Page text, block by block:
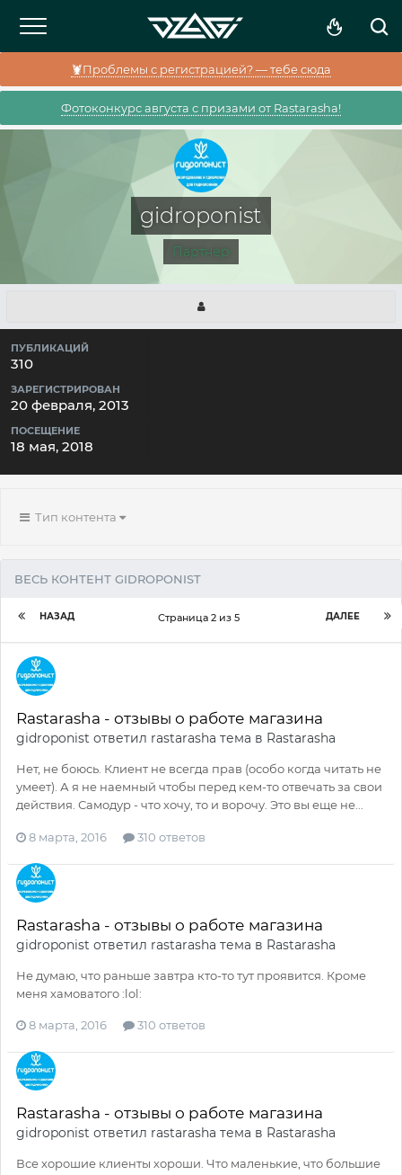
🦞Проблемы с регистрацией? — тебе сюда
Фотоконкурс августа с призами от Rastarasha!
gidroponist
Партнёр
ПУБЛИКАЦИЙ
310
ЗАРЕГИСТРИРОВАН
20 февраля, 2013
ПОСЕЩЕНИЕ
18 мая, 2018
Тип контента
ВЕСЬ КОНТЕНТ GIDROPONIST
НАЗАД ДАЛЕЕ
Страница 2 из 5
Rastarasha - отзывы о работе магазина
gidroponist ответил rastarasha тема в Rastarasha
Нет, не боюсь. Клиент не всегда прав (особо когда читать не
умеет). А я не наемный чтобы перед кем-то отвечать за свои
действия. Самодур - что хочу, то и ворочу. Это вы еще не...
8 марта, 2016 310 ответов
Rastarasha - отзывы о работе магазина
gidroponist ответил rastarasha тема в Rastarasha
Не думаю, что раньше завтра кто-то тут проявится. Кроме
меня хамоватого :lol:
8 марта, 2016 310 ответов
Rastarasha - отзывы о работе магазина
gidroponist ответил rastarasha тема в Rastarasha
Все хорошие клиенты хороши. Что маленькие, что большие